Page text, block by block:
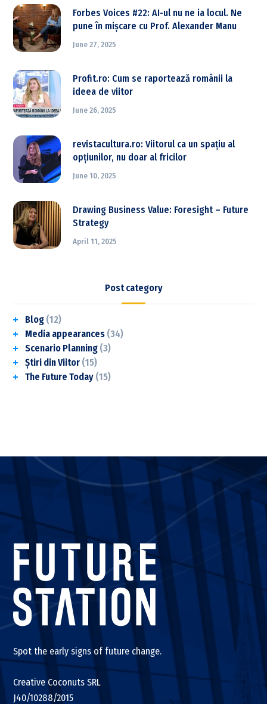
Forbes Voices #22: AI-ul nu ne ia locul. Ne
pune în mișcare cu Prof. Alexander Manu
June 27, 2025
Profit.ro: Cum se raportează românii la
ideea de viitor
June 26, 2025
revistacultura.ro: Viitorul ca un spațiu al
opțiunilor, nu doar al fricilor
June 10, 2025
Drawing Business Value: Foresight – Future
Strategy
April 11, 2025
Post category
Blog (12)
Media appearances (34)
Scenario Planning (3)
Știri din Viitor (15)
The Future Today (15)
Spot the early signs of future change.
Creative Coconuts SRL
J40/10288/2015